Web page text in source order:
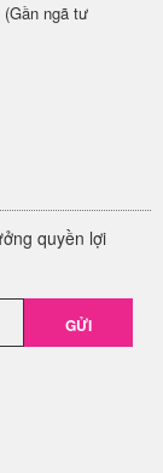
ngã tư
quyền lợi
GỬI